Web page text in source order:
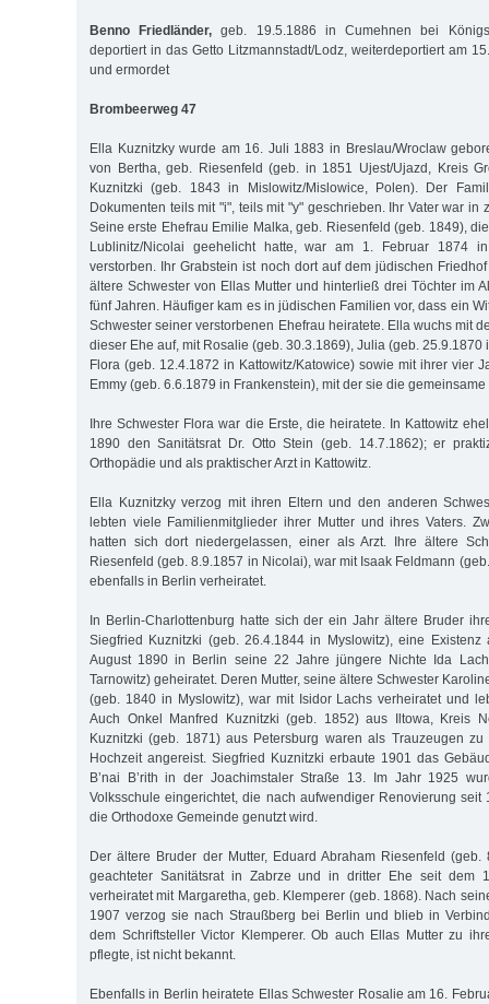
Benno Friedländer,geb. 19.5.1886 in Cumehnen bei
deportiert in das Getto Litzmannstadt/Lodz, weiterdeportiert am
und ermordet
Brombeerweg 47
Ella Kuznitzky wurde am 16. Juli 1883 in Breslau/Wroclaw
von Bertha, geb. Riesenfeld (geb. in 1851 Ujest/Ujazd, Kreis
Kuznitzki (geb. 1843 in Mislowitz/Mislowice, Polen). Der
Dokumenten teils mit "i", teils mit "y" geschrieben. Ihr Vater war in
Seine erste Ehefrau Emilie Malka, geb. Riesenfeld (geb. 1849),
Lublinitz/Nicolai geehelicht hatte, war am 1. Februar 1874
verstorben. Ihr Grabstein ist noch dort auf dem jüdischen
ältere Schwester von Ellas Mutter und hinterließ drei Töchter im
fünf Jahren. Häufiger kam es in jüdischen Familien vor, dass ein
Schwester seiner verstorbenen Ehefrau heiratete. Ella wuchs mit
dieser Ehe auf, mit Rosalie (geb. 30.3.1869), Julia (geb.
Flora (geb. 12.4.1872 in Kattowitz/Katowice) sowie mit ihrer vier
Emmy (geb. 6.6.1879 in Frankenstein), mit der sie die gemeinsame
Ihre Schwester Flora war die Erste, die heiratete. In Kattowitz
1890 den Sanitätsrat Dr. Otto Stein (geb. 14.7.1862); er
Orthopädie und als praktischer Arzt in Kattowitz.
Ella Kuznitzky verzog mit ihren Eltern und den anderen
lebten viele Familienmitglieder ihrer Mutter und ihres Vaters.
hatten sich dort niedergelassen, einer als Arzt. Ihre ältere
Riesenfeld (geb. 8.9.1857 in Nicolai), war mit Isaak Feldmann
ebenfalls in Berlin verheiratet.
In Berlin-Charlottenburg hatte sich der ein Jahr ältere Bruder
Siegfried Kuznitzki (geb. 26.4.1844 in Myslowitz), eine
August 1890 in Berlin seine 22 Jahre jüngere Nichte Ida
Tarnowitz) geheiratet. Deren Mutter, seine ältere Schwester
(geb. 1840 in Myslowitz), war mit Isidor Lachs verheiratet und
Auch Onkel Manfred Kuznitzki (geb. 1852) aus Iltowa, Kreis
Kuznitzki (geb. 1871) aus Petersburg waren als Trauzeugen
Hochzeit angereist. Siegfried Kuznitzki erbaute 1901 das
B’nai B’rith in der Joachimstaler Straße 13. Im Jahr 1925
Volksschule eingerichtet, die nach aufwendiger Renovierung seit
die Orthodoxe Gemeinde genutzt wird.
Der ältere Bruder der Mutter, Eduard Abraham Riesenfeld
geachteter Sanitätsrat in Zabrze und in dritter Ehe seit dem
verheiratet mit Margaretha, geb. Klemperer (geb. 1868). Nach
1907 verzog sie nach Straußberg bei Berlin und blieb in
dem Schriftsteller Victor Klemperer. Ob auch Ellas Mutter zu
pflegte, ist nicht bekannt.
Ebenfalls in Berlin heiratete Ellas Schwester Rosalie am 16.